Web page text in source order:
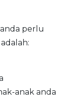
perlu
anak anda